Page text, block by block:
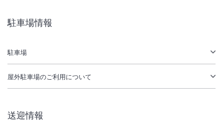
駐車場情報
駐車場
屋外駐車場のご利用について
送迎情報